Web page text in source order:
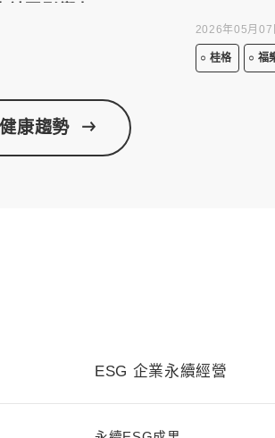
2026年05月07
桂格 福
康趨勢
ESG 企業永續經營